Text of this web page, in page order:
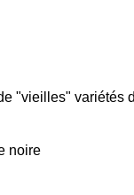
"vieilles" variétés
noire